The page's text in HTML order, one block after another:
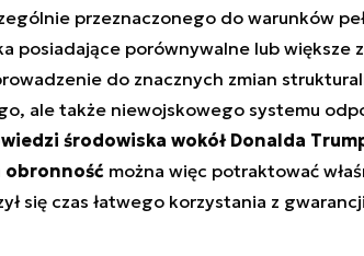
przeznaczonego do warunków
posiadające porównywalne lub większe
do znacznych zmian
ale także niewojskowego systemu
środowiska wokół Donalda
obronność można więc potraktować
się czas łatwego korzystania z